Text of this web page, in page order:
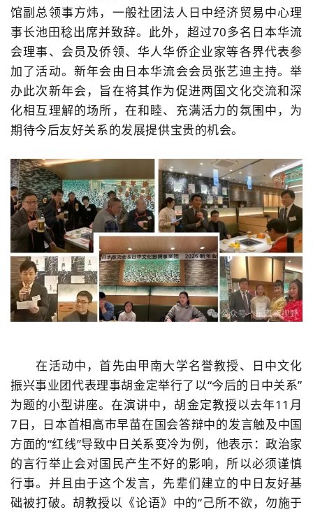
馆副总领事方炜，一般社团法人日中经济贸易中心理
事长池田稔出席并致辞。此外，超过70多名日本华流
会理事、会员及侨领、华人华侨企业家等各界代表参
加了活动。新年会由日本华流会会员张艺迪主持。举
办此次新年会，旨在将其作为促进两国文化交流和深
化相互理解的场所，在和睦、充满活力的氛围中，为
期待今后友好关系的发展提供宝贵的机会。
在活动中，首先由甲南大学名誉教授、日中文化
振兴事业团代表理事胡金定举行了以“今后的日中关系”
为题的小型讲座。在演讲中，胡金定教授以去年11 月
7 日，日本首相高市早苗在国会答辩中的发言触及中国
方面的“红线”导致中日关系变冷为例，他表示：政治家
的言行举止会对国民产生不好的影响，所以必须谨慎
行事。并且由于这个发言，先辈们建立的中日友好基
础被打破。胡教授以《论语》中的“己所不欲，勿施于